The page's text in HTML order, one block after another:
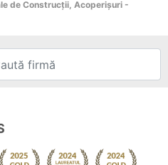
de Construcții, Acoperișuri -